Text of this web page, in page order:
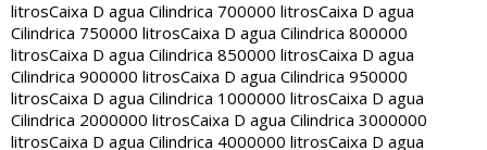
litrosCaixa D agua Cilindrica 700000 litrosCaixa D agua
Cilindrica 750000 litrosCaixa D agua Cilindrica 800000
litrosCaixa D agua Cilindrica 850000 litrosCaixa D agua
Cilindrica 900000 litrosCaixa D agua Cilindrica 950000
litrosCaixa D agua Cilindrica 1000000 litrosCaixa D agua
Cilindrica 2000000 litrosCaixa D agua Cilindrica 3000000
litrosCaixa D agua Cilindrica 4000000 litrosCaixa D agua